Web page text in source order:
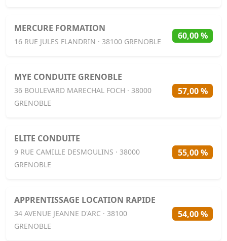
MERCURE FORMATION
16 RUE JULES FLANDRIN · 38100 GRENOBLE
60,00 %
MYE CONDUITE GRENOBLE
36 BOULEVARD MARECHAL FOCH · 38000
GRENOBLE
57,00 %
ELITE CONDUITE
9 RUE CAMILLE DESMOULINS · 38000
GRENOBLE
55,00 %
APPRENTISSAGE LOCATION RAPIDE
34 AVENUE JEANNE D'ARC · 38100
GRENOBLE
54,00 %